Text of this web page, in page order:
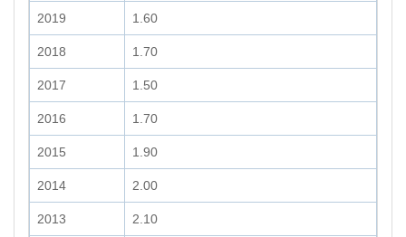
2019 1.60
2018 1.70
2017 1.50
2016 1.70
2015 1.90
2014 2.00
2013 2.10